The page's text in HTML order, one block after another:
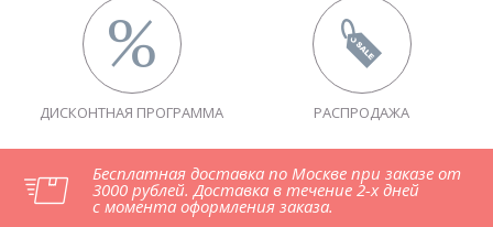
ДИСКОНТНАЯ ПРОГРАММА РАСПРОДАЖА
Бесплатная доставка по Москве при заказе от
3000 рублей. Доставка в течение 2-х дней
с момента оформления заказа.